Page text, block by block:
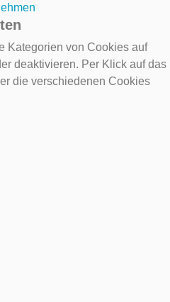
Kategorien von Cookies auf
deaktivieren. Per Klick auf das
die verschiedenen Cookies